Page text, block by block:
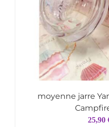
moyenne jarre
25,90